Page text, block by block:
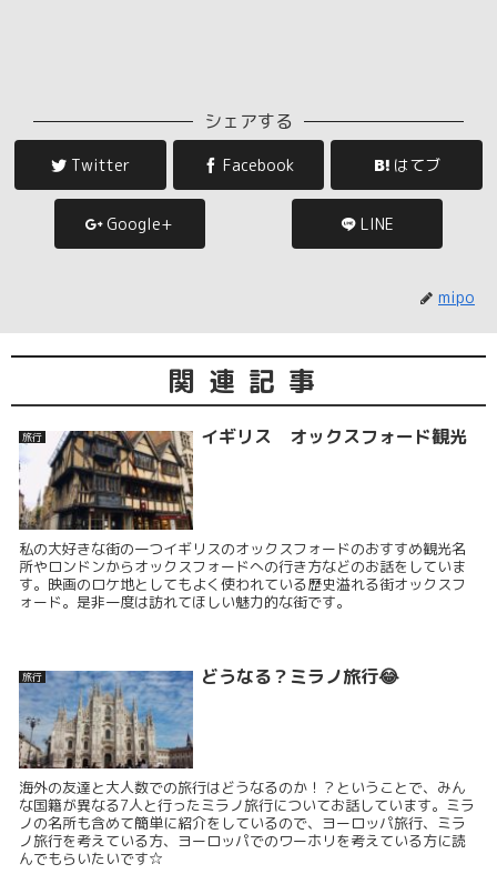
シェアする
Twitter Facebook はてブ
Google+ LINE
mipo
関連記事
旅行 イギリス オックスフォード観光
私の大好きな街の一つイギリスのオックスフォードのおすすめ観光名
所やロンドンからオックスフォードへの行き方などのお話をしていま
す。映画のロケ地としてもよく使われている歴史溢れる街オックスフ
ォード。是非一度は訪れてほしい魅力的な街です。
旅行 どうなる？ミラノ旅行😂
海外の友達と大人数での旅行はどうなるのか！？ということで、みん
な国籍が異なる7人と行ったミラノ旅行についてお話しています。ミラ
ノの名所も含めて簡単に紹介をしているので、ヨーロッパ旅行、ミラ
ノ旅行を考えている方、ヨーロッパでのワーホリを考えている方に読
んでもらいたいです☆